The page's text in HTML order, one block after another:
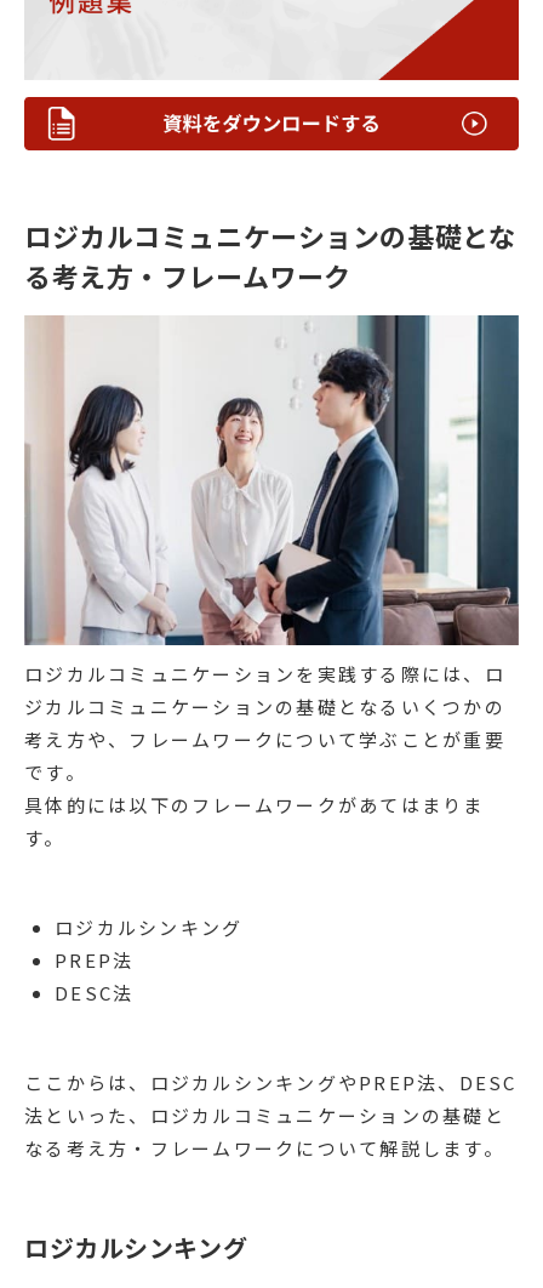
ロジカルコミュニケーションの基礎とな
る考え方・フレームワーク
ロジカルコミュニケーションを実践する際には、ロ
ジカルコミュニケーションの基礎となるいくつかの
考え方や、フレームワークについて学ぶことが重要
です。
具体的には以下のフレームワークがあてはまりま
す。
ロジカルシンキング
PREP法
DESC法
ここからは、ロジカルシンキングやPREP法、DESC
法といった、ロジカルコミュニケーションの基礎と
なる考え方・フレームワークについて解説します。
ロジカルシンキング